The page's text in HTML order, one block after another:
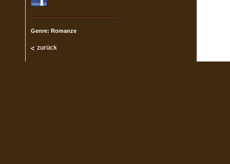
Genre: Romanze
zurück